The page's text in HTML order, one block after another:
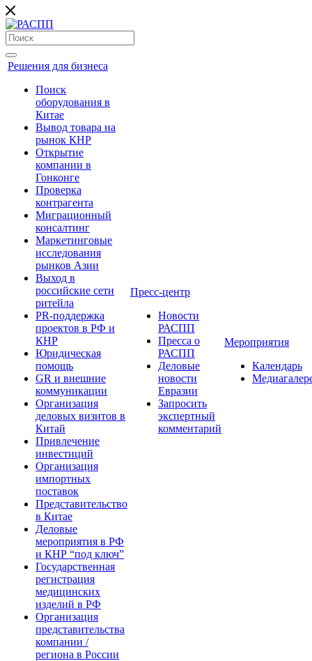
Решения для бизнеса
Поиск
оборудования в
Китае
Вывод товара на
рынок КНР
Открытие
компании в
Гонконге
Проверка
контрагента
Миграционный
консалтинг
Маркетинговые
исследования
рынков Азии
Выход в
российские сети
ритейла
PR-поддержка
проектов в РФ и
КНР
Юридическая
помощь
GR и внешние
коммуникации
Организация
деловых визитов в
Китай
Привлечение
инвестиций
Организация
импортных
поставок
Представительство
в Китае
Деловые
мероприятия в РФ
и КНР “под ключ”
Государственная
регистрация
медицинских
изделий в РФ
Организация
представительства
компании /
региона в России
Пресс-центр
Новости
РАСПП
Пресса о
РАСПП
Деловые
новости
Евразии
Запросить
экспертный
комментарий
Мероприятия
Календарь